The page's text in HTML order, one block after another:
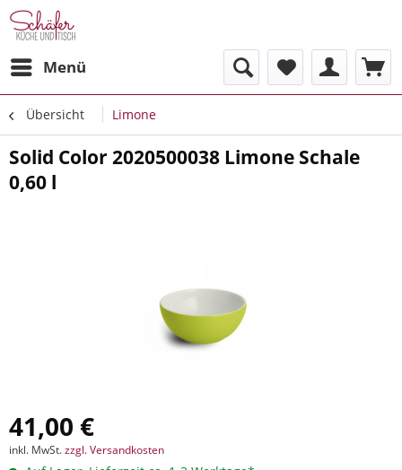
Menü
Übersicht Limone
Solid Color 2020500038 Limone Schale
0,60 l
41,00 €
inkl. MwSt.zzgl. Versandkosten